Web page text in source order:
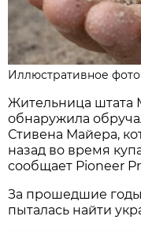
Иллюстративное фото
Жительница штата
обнаружила
Стивена Майера,
назад во время
сообщает Pioneer
За прошедшие
пыталась найти